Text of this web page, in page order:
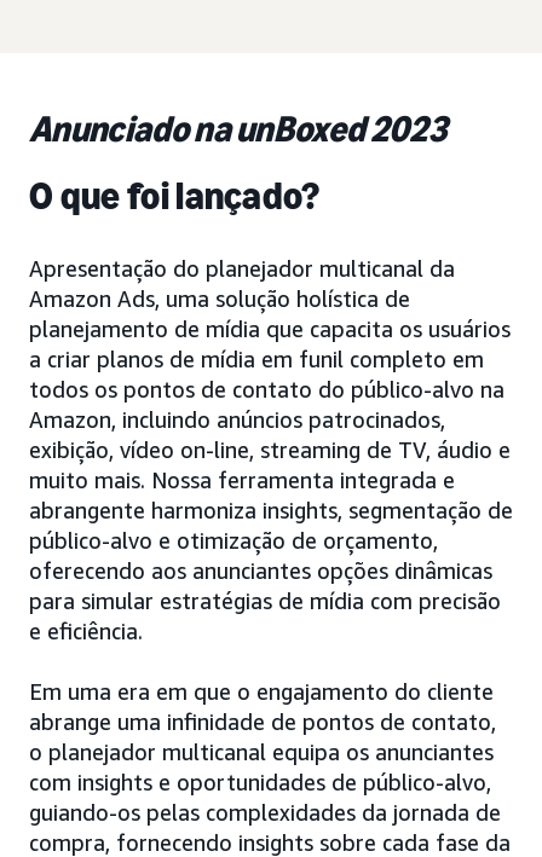
Anunciado na unBoxed 2023
O que foi lançado?
Apresentação do planejador multicanal da
Amazon Ads, uma solução holística de
planejamento de mídia que capacita os usuários
a criar planos de mídia em funil completo em
todos os pontos de contato do público-alvo na
Amazon, incluindo anúncios patrocinados,
exibição, vídeo on-line, streaming de TV, áudio e
muito mais. Nossa ferramenta integrada e
abrangente harmoniza insights, segmentação de
público-alvo e otimização de orçamento,
oferecendo aos anunciantes opções dinâmicas
para simular estratégias de mídia com precisão
e eficiência.
Em uma era em que o engajamento do cliente
abrange uma infinidade de pontos de contato,
o planejador multicanal equipa os anunciantes
com insights e oportunidades de público-alvo,
guiando-os pelas complexidades da jornada de
compra, fornecendo insights sobre cada fase da